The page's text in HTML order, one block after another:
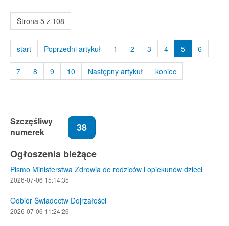
Strona 5 z 108
start Poprzedni artykuł 1 2 3 4 5 6
7 8 9 10 Następny artykuł koniec
Szczęśliwy
numerek
38
Ogłoszenia bieżące
Pismo Ministerstwa Zdrowia do rodziców i opiekunów dzieci
2026-07-06 15:14:35
Odbiór Świadectw Dojrzałości
2026-07-06 11:24:26